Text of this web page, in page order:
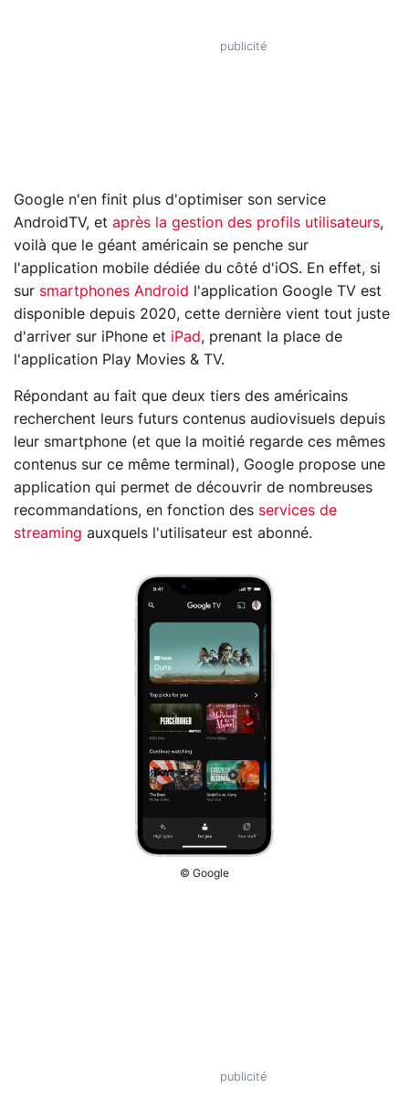
Google n'en finit plus d'optimiser son service
AndroidTV, et après la gestion des profils utilisateurs,
voilà que le géant américain se penche sur
l'application mobile dédiée du côté d'iOS. En effet, si
sur smartphones Android
l'application Google TV est
disponible depuis 2020, cette dernière vient tout juste
d'arriver sur iPhone et iPad, prenant la place de
l'application Play Movies & TV.
Répondant au fait que deux tiers des américains
recherchent leurs futurs contenus audiovisuels depuis
leur smartphone (et que la moitié regarde ces mêmes
contenus sur ce même terminal), Google propose une
application qui permet de découvrir de nombreuses
recommandations, en fonction des services de
streaming auxquels l'utilisateur est abonné.
© Google